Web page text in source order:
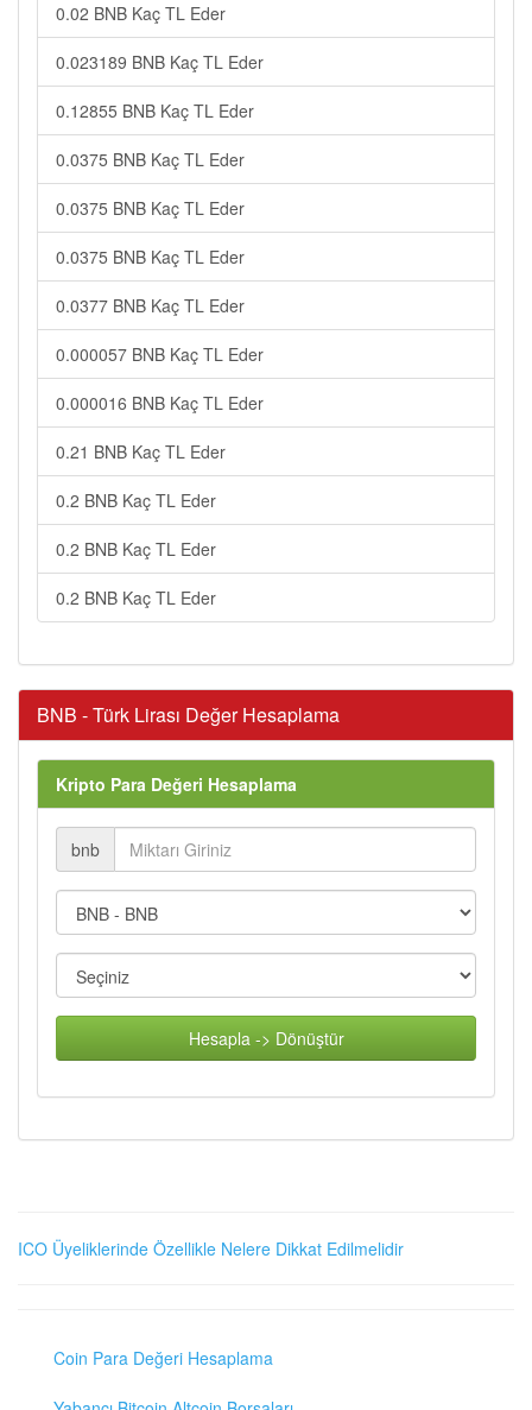
0.02 BNB Kaç TL Eder
0.023189 BNB Kaç TL Eder
0.12855 BNB Kaç TL Eder
0.0375 BNB Kaç TL Eder
0.0375 BNB Kaç TL Eder
0.0375 BNB Kaç TL Eder
0.0377 BNB Kaç TL Eder
0.000057 BNB Kaç TL Eder
0.000016 BNB Kaç TL Eder
0.21 BNB Kaç TL Eder
0.2 BNB Kaç TL Eder
0.2 BNB Kaç TL Eder
0.2 BNB Kaç TL Eder
BNB - Türk Lirası Değer Hesaplama
Kripto Para Değeri Hesaplama
bnb
Hesapla -> Dönüştür
ICO Üyeliklerinde Özellikle Nelere Dikkat Edilmelidir
Coin Para Değeri Hesaplama